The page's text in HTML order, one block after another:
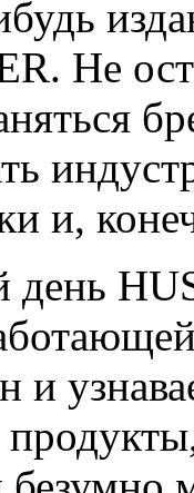
Не
и,
и